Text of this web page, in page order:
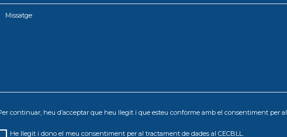
continuar, heu d’acceptar que heu llegit i que esteu conforme amb el consentiment per al
He llegit i dono el meu consentiment per al tractament de dades al CECBLL.